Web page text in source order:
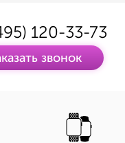
120-33-73
звонок